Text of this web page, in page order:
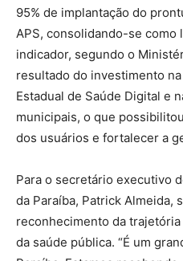
95% de implantação do
APS, consolidando-se como
indicador, segundo o
resultado do investimento
Estadual de Saúde Digital e
municipais, o que
dos usuários e fortalecer a
Para o secretário executivo
da Paraíba, Patrick Almeida,
reconhecimento da
da saúde pública. “É um